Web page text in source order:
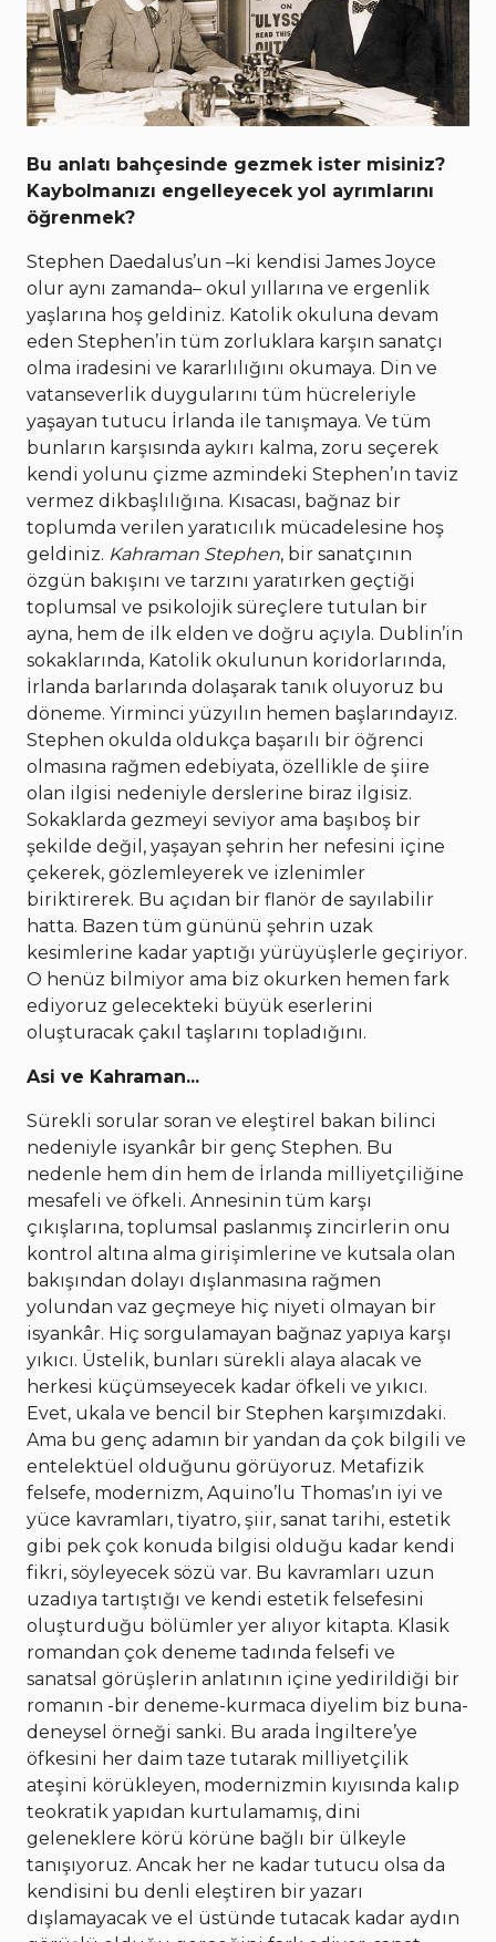
Bu anlatı bahçesinde gezmek ister misiniz?
Kaybolmanızı engelleyecek yol ayrımlarını
öğrenmek?
Stephen Daedalus’un –ki kendisi James Joyce
olur aynı zamanda– okul yıllarına ve ergenlik
yaşlarına hoş geldiniz. Katolik okuluna devam
eden Stephen’in tüm zorluklara karşın sanatçı
olma iradesini ve kararlılığını okumaya. Din ve
vatanseverlik duygularını tüm hücreleriyle
yaşayan tutucu İrlanda ile tanışmaya. Ve tüm
bunların karşısında aykırı kalma, zoru seçerek
kendi yolunu çizme azmindeki Stephen’ın taviz
vermez dikbaşlılığına. Kısacası, bağnaz bir
toplumda verilen yaratıcılık mücadelesine hoş
geldiniz. Kahraman Stephen, bir sanatçının
özgün bakışını ve tarzını yaratırken geçtiği
toplumsal ve psikolojik süreçlere tutulan bir
ayna, hem de ilk elden ve doğru açıyla. Dublin’in
sokaklarında, Katolik okulunun koridorlarında,
İrlanda barlarında dolaşarak tanık oluyoruz bu
döneme. Yirminci yüzyılın hemen başlarındayız.
Stephen okulda oldukça başarılı bir öğrenci
olmasına rağmen edebiyata, özellikle de şiire
olan ilgisi nedeniyle derslerine biraz ilgisiz.
Sokaklarda gezmeyi seviyor ama başıboş bir
şekilde değil, yaşayan şehrin her nefesini içine
çekerek, gözlemleyerek ve izlenimler
biriktirerek. Bu açıdan bir flanör de sayılabilir
hatta. Bazen tüm gününü şehrin uzak
kesimlerine kadar yaptığı yürüyüşlerle geçiriyor.
O henüz bilmiyor ama biz okurken hemen fark
ediyoruz gelecekteki büyük eserlerini
oluşturacak çakıl taşlarını topladığını.
Asi ve Kahraman...
Sürekli sorular soran ve eleştirel bakan bilinci
nedeniyle isyankâr bir genç Stephen. Bu
nedenle hem din hem de İrlanda milliyetçiliğine
mesafeli ve öfkeli. Annesinin tüm karşı
çıkışlarına, toplumsal paslanmış zincirlerin onu
kontrol altına alma girişimlerine ve kutsala olan
bakışından dolayı dışlanmasına rağmen
yolundan vaz geçmeye hiç niyeti olmayan bir
isyankâr. Hiç sorgulamayan bağnaz yapıya karşı
yıkıcı. Üstelik, bunları sürekli alaya alacak ve
herkesi küçümseyecek kadar öfkeli ve yıkıcı.
Evet, ukala ve bencil bir Stephen karşımızdaki.
Ama bu genç adamın bir yandan da çok bilgili ve
entelektüel olduğunu görüyoruz. Metafizik
felsefe, modernizm, Aquino’lu Thomas’ın iyi ve
yüce kavramları, tiyatro, şiir, sanat tarihi, estetik
gibi pek çok konuda bilgisi olduğu kadar kendi
fikri, söyleyecek sözü var. Bu kavramları uzun
uzadıya tartıştığı ve kendi estetik felsefesini
oluşturduğu bölümler yer alıyor kitapta. Klasik
romandan çok deneme tadında felsefi ve
sanatsal görüşlerin anlatının içine yedirildiği bir
romanın -bir deneme-kurmaca diyelim biz buna-
deneysel örneği sanki. Bu arada İngiltere’ye
öfkesini her daim taze tutarak milliyetçilik
ateşini körükleyen, modernizmin kıyısında kalıp
teokratik yapıdan kurtulamamış, dini
geleneklere körü körüne bağlı bir ülkeyle
tanışıyoruz. Ancak her ne kadar tutucu olsa da
kendisini bu denli eleştiren bir yazarı
dışlamayacak ve el üstünde tutacak kadar aydın